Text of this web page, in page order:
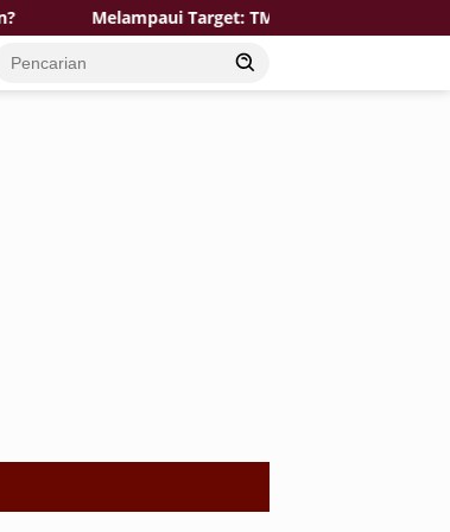
Melampaui Target: TMMD 129 Bojonegoro dan